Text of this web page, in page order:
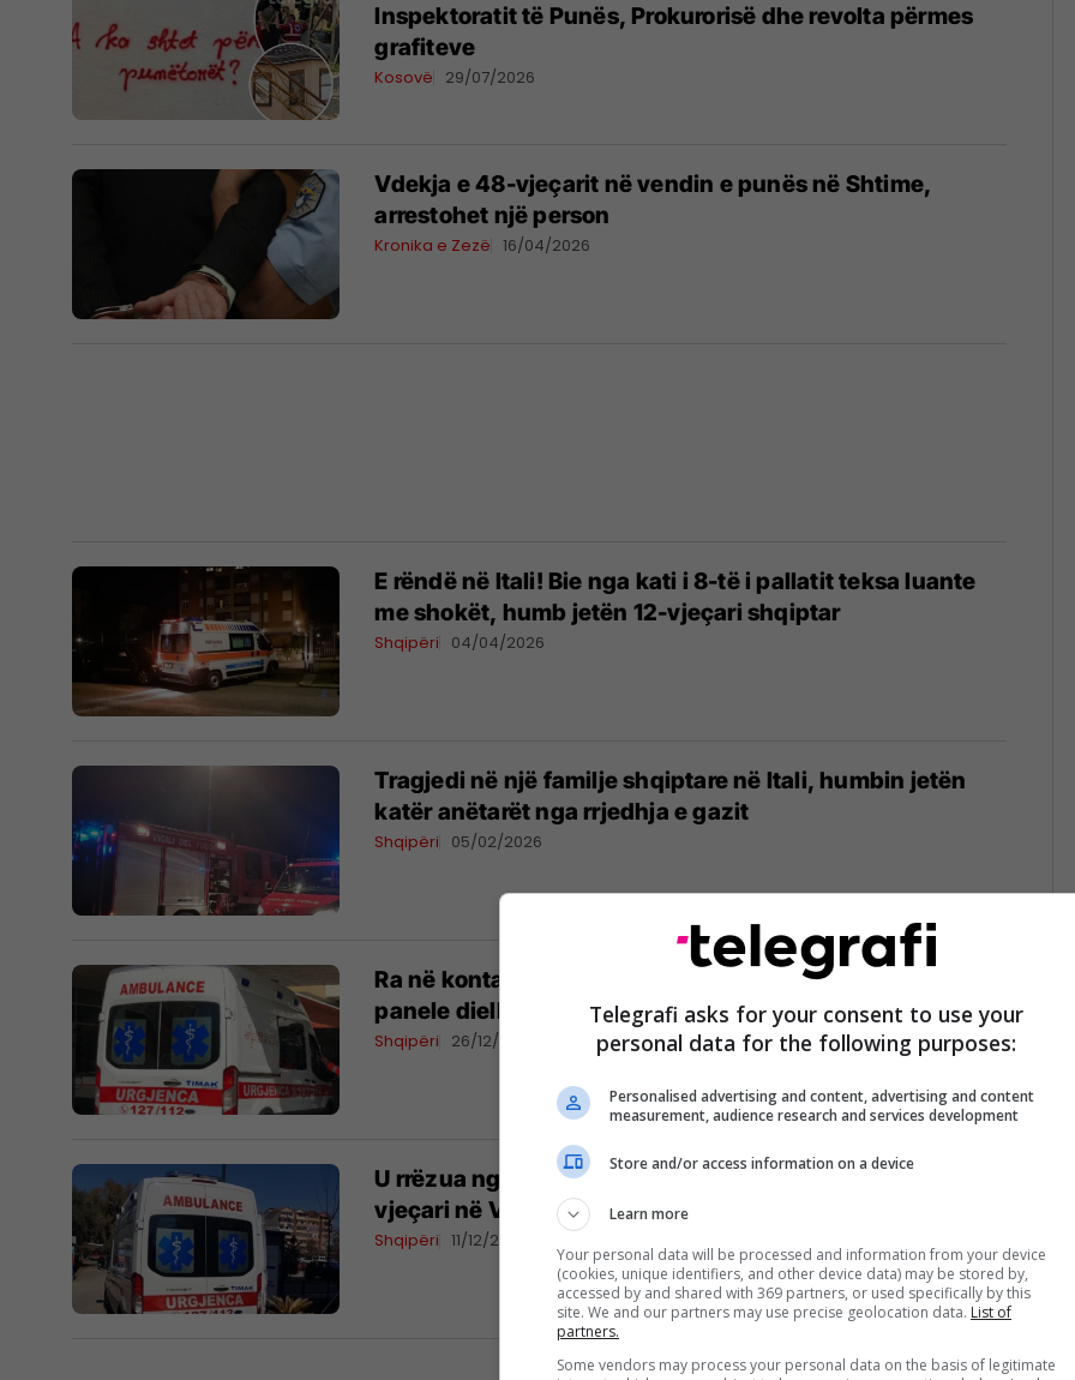
Inspektoratit të Punës, Prokurorisë dhe revolta përmes
grafiteve
Kosovë 29/07/2026
Vdekja e 48-vjeçarit në vendin e punës në Shtime,
arrestohet një person
Kronika e Zezë 16/04/2026
E rëndë në Itali! Bie nga kati i 8-të i pallatit teksa luante
me shokët, humb jetën 12-vjeçari shqiptar
Shqipëri 04/04/2026
Tragjedi në një familje shqiptare në Itali, humbin jetën
katër anëtarët nga rrjedhja e gazit
Shqipëri 05/02/2026
Ra në kontakt me rrymën elektrike teksa vendoste
panele diellore, humb jetën 27-vjeçari në Koplik
Shqipëri 26/12/2025
U rrëzua nga tarraca e katit të gjashtë, humb jetën 74-
vjeçari në Vlorë
Shqipëri 11/12/2025
Telegrafi asks for your consent to use your
personal data for the following purposes:
Personalised advertising and content, advertising and content
measurement, audience research and services development
Store and/or access information on a device
Learn more
Your personal data will be processed and information from your device
(cookies, unique identifiers, and other device data) may be stored by,
accessed by and shared with 369 partners, or used specifically by this
site. We and our partners may use precise geolocation data. List of
partners.
Some vendors may process your personal data on the basis of legitimate